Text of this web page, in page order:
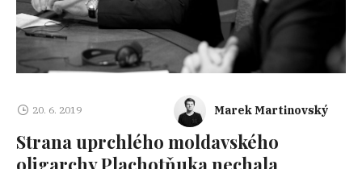
20. 6. 2019 Marek Martinovský
Strana uprchlého moldavského
oligarchy Plachotňuka nechala